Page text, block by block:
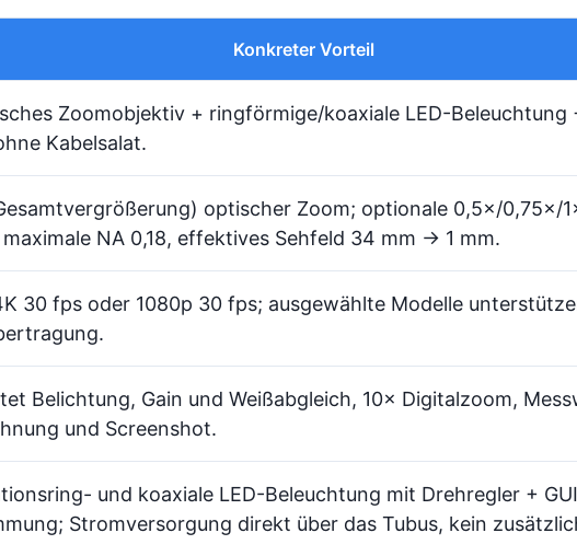
Konkreter Vorteil
Zoomobjektiv + ringförmige/koaxiale LED-Beleuchtung
Kabelsalat.
optischer Zoom; optionale 0,5×/0,75×/
NA 0,18, effektives Sehfeld 34 mm → 1 mm.
30 fps oder 1080p 30 fps; ausgewählte Modelle
Belichtung, Gain und Weißabgleich, 10× Digitalzoom,
und Screenshot.
und koaxiale LED-Beleuchtung mit Drehregler +
Stromversorgung direkt über das Tubus, kein